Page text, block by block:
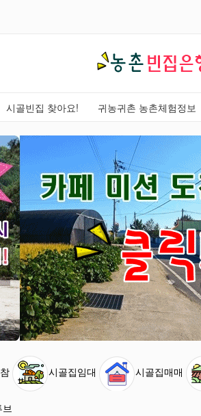
시골빈집 찾아요! 귀농귀촌 농촌체험정보
시골집임대 시골집매매